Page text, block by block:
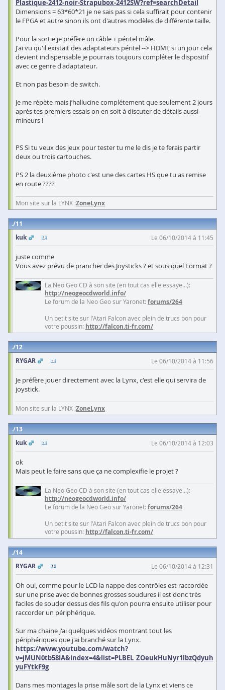
Plastique-2412-noir-Strapubox-2412SW?ref=searchDetail
Dimensions = 63*60*21 je ne sais pas si cela suffirait pour contenir
le FPGA et autre sinon ils ont d'autres modèles de différente taille.
Pour la sortie je préfère un câble + péritel mâle.
J'ai vu qu'il existait des adaptateurs péritel --> HDMI, si un jour cela
devient indispensable je pourrais toujours compléter le dispositif
avec ce genre d'adaptateur.
Et non pas besoin de switch.
Je me répète mais j’hallucine complétement que seulement 2 jours
après tes premiers essais on en soit à discuter de détails aussi
mineurs !
PS Si tu veux des jeux pour tester tu me le dis je te ferais partir
deux ou trois cartouches.
PS 2 la deuxième photo c'est une des cartes HS que tu as remise
en route ????
Mon site sur la LYNX :ZoneLynx
11
kuk
Le 06/10/2014 à 11:45
juste comme
Vous avez prévu de prancher des Joysticks ? et sous quel Format ?
La Neo Geo CD à son site (en tout cas elle essaye...):
http://neogeocdworld.info/
Le forum de la Neo Geo sur Yaronet: forums/264
Un petit site sur l'Atari Falcon avec plein de trucs bon pour
votre poussin: http://falcon.ti-fr.com/
12
RYGAR
Le 06/10/2014 à 11:56
Je préfère jouer directement avec la Lynx, c'est elle qui servira de
joystick.
Mon site sur la LYNX :ZoneLynx
13
kuk
Le 06/10/2014 à 12:03
ok
Mais peut le faire sans que ça ne complexifie le projet ?
La Neo Geo CD à son site (en tout cas elle essaye...):
http://neogeocdworld.info/
Le forum de la Neo Geo sur Yaronet: forums/264
Un petit site sur l'Atari Falcon avec plein de trucs bon pour
votre poussin: http://falcon.ti-fr.com/
14
RYGAR
Le 06/10/2014 à 12:31
Oh oui, comme pour le LCD la nappe des contrôles est raccordée
sur une prise avec de bonnes grosses soudures il est donc très
faciles de souder dessus des fils qu'on pourra ensuite utiliser pour
raccorder un périphérique.
Sur ma chaine j'ai quelques vidéos montrant tout les
périphériques que j'ai branché sur la Lynx.
https://www.youtube.com/watch?
v=jMUN0tb58IA&index=4&list=PLBEL_ZOeukHuNyr1lbzQdyuh
yuFYtkF9g
Dans mes montages la prise mâle sort de la Lynx et viens ce